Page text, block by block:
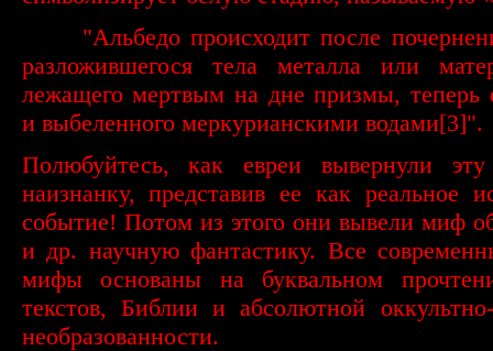
"Альбедо происходит после
разложившегося тела металла или
лежащего мертвым на дне призмы, теперь
и выбеленного меркурианскими водами[3]".
Полюбуйтесь, как евреи вывернули эту
наизнанку, представив ее как реальное
событие! Потом из этого они вывели миф
и др. научную фантастику. Все
мифы основаны на буквальном
текстов, Библии и абсолютной
необразованности.